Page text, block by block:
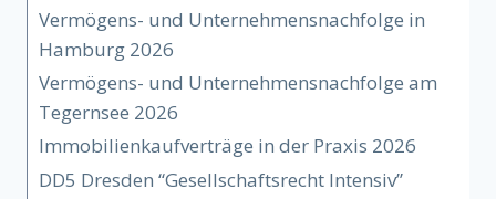
Vermögens- und Unternehmensnachfolge in
Hamburg 2026
Vermögens- und Unternehmensnachfolge am
Tegernsee 2026
Immobilienkaufverträge in der Praxis 2026
DD5 Dresden “Gesellschaftsrecht Intensiv”